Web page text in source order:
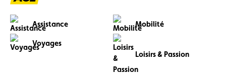
Assistance Mobilité
Voyages
Loisirs & Passion